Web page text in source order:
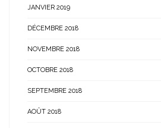
JANVIER 2019
DÉCEMBRE 2018
NOVEMBRE 2018
OCTOBRE 2018
SEPTEMBRE 2018
AOÛT 2018